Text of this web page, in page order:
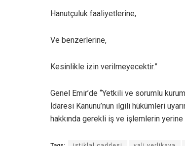
Hanutçuluk faaliyetlerine,
Ve benzerlerine,
Kesinlikle izin verilmeyecektir.”
Genel Emir’de “Yetkili ve sorumlu
İdaresi Kanunu’nun ilgili hükümleri
hakkında gerekli iş ve işlemlerin